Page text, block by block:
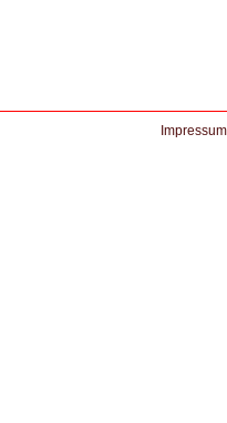
Impressum